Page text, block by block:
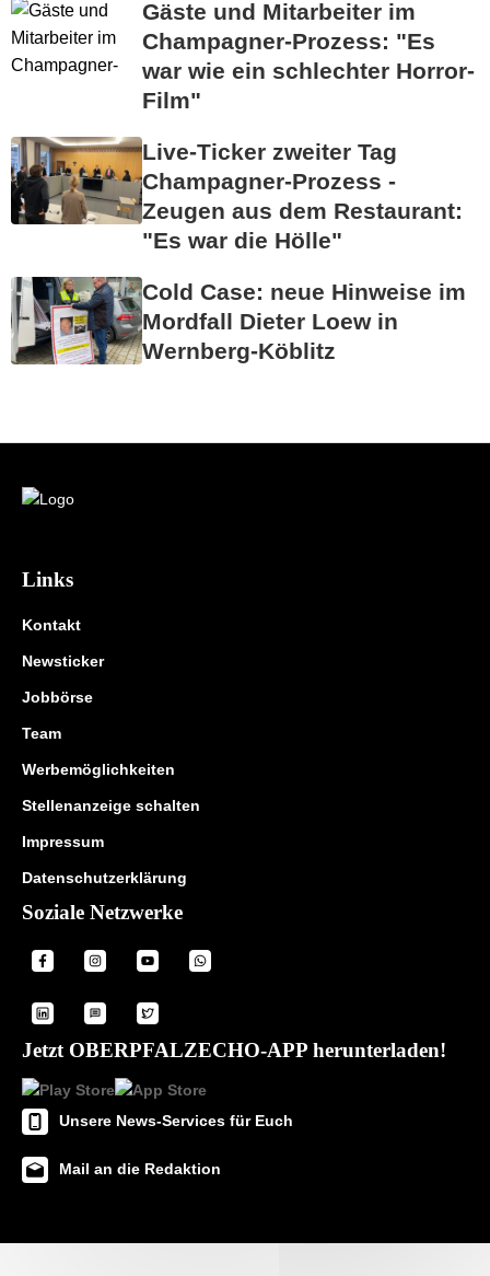
Gäste und Mitarbeiter im
Champagner-Prozess: "Es
war wie ein schlechter Horror-
Film"
Live-Ticker zweiter Tag
Champagner-Prozess -
Zeugen aus dem Restaurant:
"Es war die Hölle"
Cold Case: neue Hinweise im
Mordfall Dieter Loew in
Wernberg-Köblitz
Links
Kontakt
Newsticker
Jobbörse
Team
Werbemöglichkeiten
Stellenanzeige schalten
Impressum
Datenschutzerklärung
Soziale Netzwerke
Jetzt OBERPFALZECHO-APP herunterladen!
Unsere News-Services für Euch
Mail an die Redaktion